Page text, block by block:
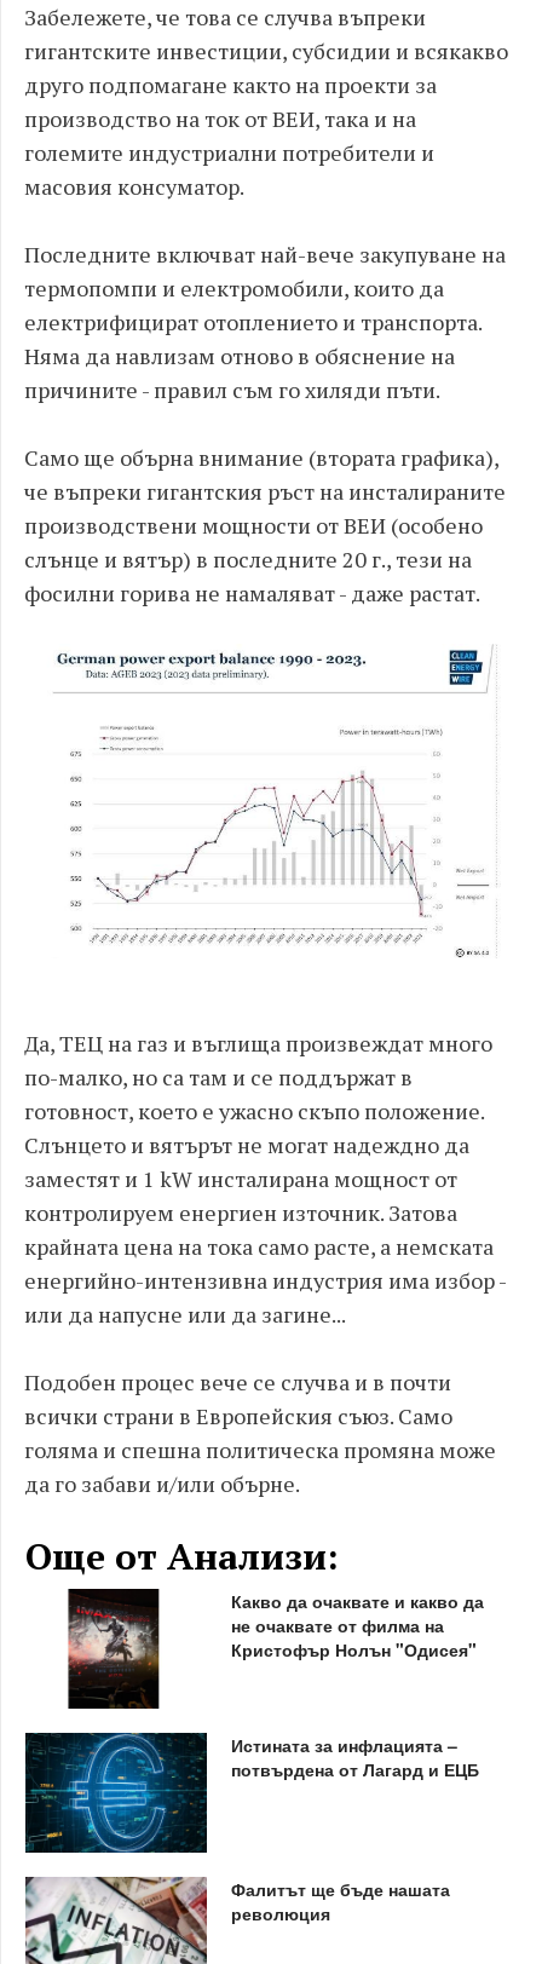
Забележете, че това се случва въпреки
гигантските инвестиции, субсидии и всякакво
друго подпомагане както на проекти за
производство на ток от ВЕИ, така и на
големите индустриални потребители и
масовия консуматор.
Последните включват най-вече закупуване на
термопомпи и електромобили, които да
електрифицират отоплението и транспорта.
Няма да навлизам отново в обяснение на
причините - правил съм го хиляди пъти.
Само ще обърна внимание (втората графика),
че въпреки гигантския ръст на инсталираните
производствени мощности от ВЕИ (особено
слънце и вятър) в последните 20 г., тези на
фосилни горива не намаляват - даже растат.
Да, ТЕЦ на газ и въглища произвеждат много
по-малко, но са там и се поддържат в
готовност, което е ужасно скъпо положение.
Слънцето и вятърът не могат надеждно да
заместят и 1 kW инсталирана мощност от
контролируем енергиен източник. Затова
крайната цена на тока само расте, а немската
енергийно-интензивна индустрия има избор -
или да напусне или да загине...
Подобен процес вече се случва и в почти
всички страни в Европейския съюз. Само
голяма и спешна политическа промяна може
да го забави и/или обърне.
Още от Анализи:
Какво да очаквате и какво да
не очаквате от филма на
Кристофър Нолън "Одисея"
Истината за инфлацията –
потвърдена от Лагард и ЕЦБ
Фалитът ще бъде нашата
революция